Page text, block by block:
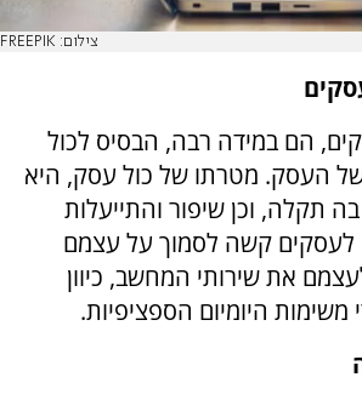
צילום: FREEPIK
הם במידה רבה, הבסיס לכול
העסק. מטרתו של כול עסק, היא
תקלה, וכן שיפור והתייעלות
קשה לסמוך על עצמם
את שירותי המחשב, כיוון
משימות היומיום הספציפיות.